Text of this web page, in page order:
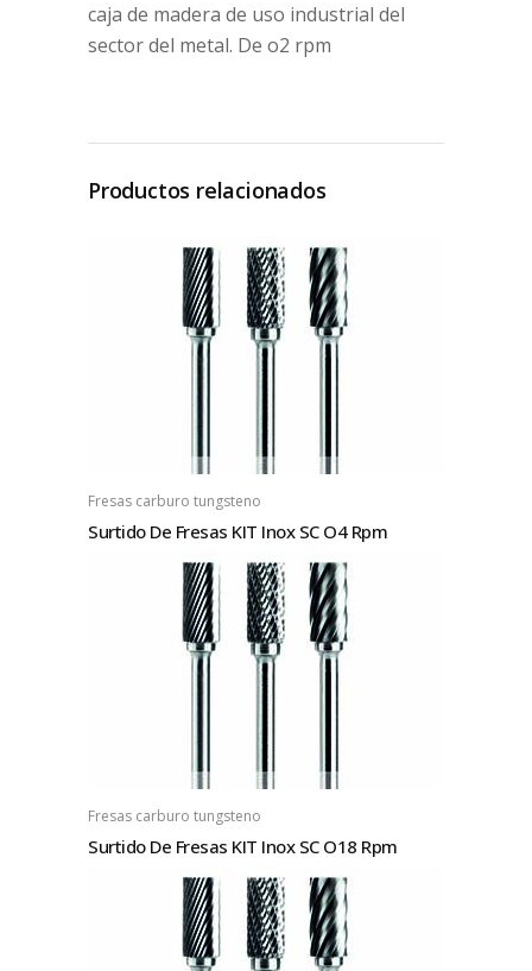
caja de madera de uso industrial del
sector del metal. De o2 rpm
Productos relacionados
Fresas carburo tungsteno
Surtido De Fresas KIT Inox SC O4 Rpm
Fresas carburo tungsteno
Surtido De Fresas KIT Inox SC O18 Rpm